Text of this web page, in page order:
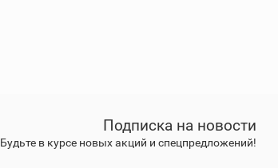
Подписка на новости
Будьте в курсе новых акций и спецпредложений!